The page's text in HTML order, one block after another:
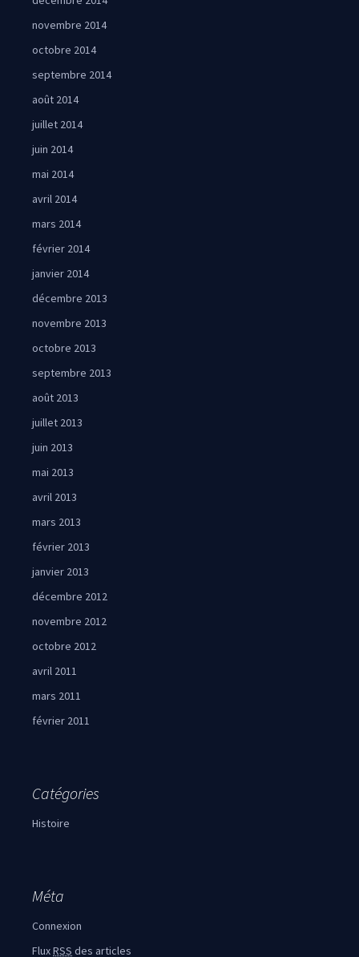
novembre 2014
octobre 2014
septembre 2014
août 2014
juillet 2014
juin 2014
mai 2014
avril 2014
mars 2014
février 2014
janvier 2014
décembre 2013
novembre 2013
octobre 2013
septembre 2013
août 2013
juillet 2013
juin 2013
mai 2013
avril 2013
mars 2013
février 2013
janvier 2013
décembre 2012
novembre 2012
octobre 2012
avril 2011
mars 2011
février 2011
Catégories
Histoire
Méta
Connexion
FluxRSS des articles